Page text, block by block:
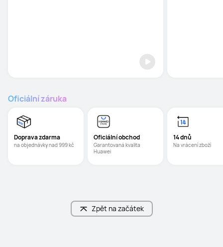
Oficiální záruka
Doprava zdarma
na objednávky nad 999 kč
Oficiální obchod
Garantovaná kvalita
Huawei
14 dnů
Na vrácení zboží
Zpět na začátek